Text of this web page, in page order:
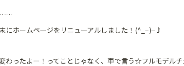
……
にホームページをリニューアルしました！(^_−)−♪
わったよー！ってことじゃなく、車で言う☆フルモデル